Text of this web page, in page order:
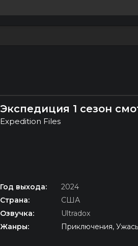
Экспедиция 1 сезон
Expedition Files
Год выхода:
2024
Страна:
США
Озвучка:
Ultradox
Жанры:
Приключения,